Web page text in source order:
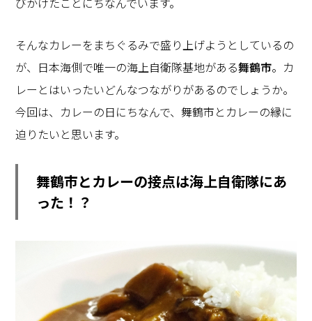
そんなカレーをまちぐるみで盛り上げようとしているの
が、日本海側で唯一の海上自衛隊基地がある舞鶴市。カ
レーとはいったいどんなつながりがあるのでしょうか。
今回は、カレーの日にちなんで、舞鶴市とカレーの縁に
迫りたいと思います。
舞鶴市とカレーの接点は海上自衛隊にあ
った！？